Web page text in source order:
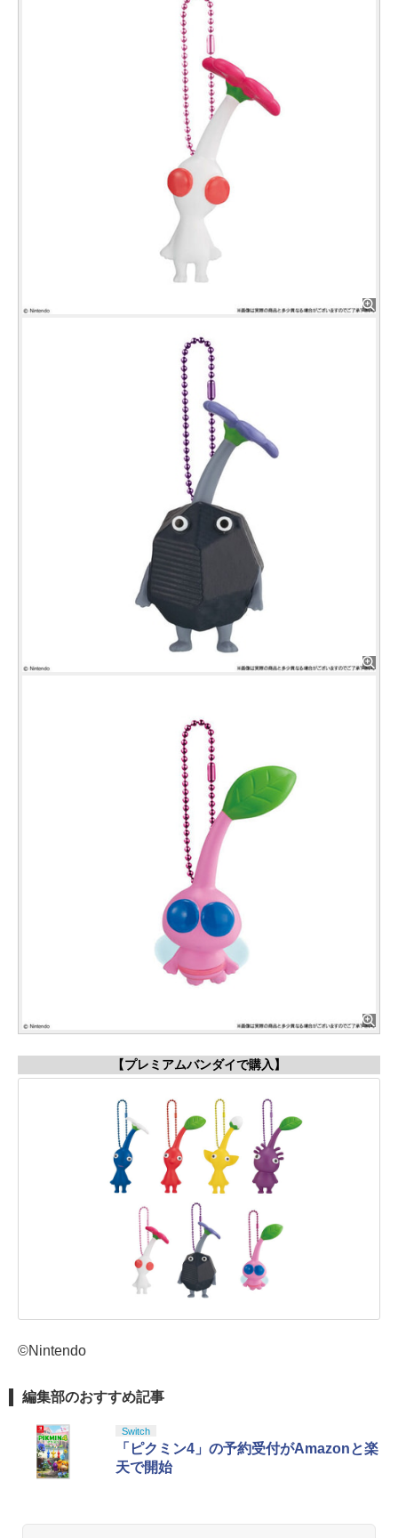
【プレミアムバンダイで購入】
©Nintendo
編集部のおすすめ記事
Switch
「ピクミン4」の予約受付がAmazonと楽
天で開始